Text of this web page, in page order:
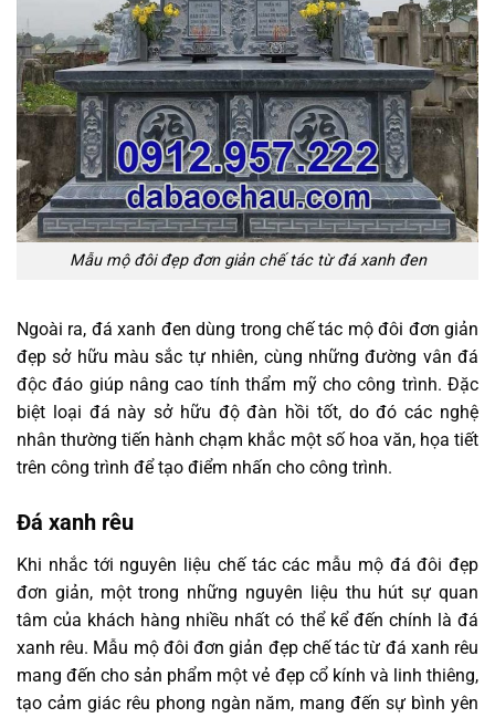
Mẫu mộ đôi đẹp đơn giản chế tác từ đá xanh đen
Ngoài ra, đá xanh đen dùng trong chế tác mộ đôi đơn giản
đẹp sở hữu màu sắc tự nhiên, cùng những đường vân đá
độc đáo giúp nâng cao tính thẩm mỹ cho công trình. Đặc
biệt loại đá này sở hữu độ đàn hồi tốt, do đó các nghệ
nhân thường tiến hành chạm khắc một số hoa văn, họa tiết
trên công trình để tạo điểm nhấn cho công trình.
Đá xanh rêu
Khi nhắc tới nguyên liệu chế tác các mẫu mộ đá đôi đẹp
đơn giản, một trong những nguyên liệu thu hút sự quan
tâm của khách hàng nhiều nhất có thể kể đến chính là đá
xanh rêu. Mẫu mộ đôi đơn giản đẹp chế tác từ đá xanh rêu
mang đến cho sản phẩm một vẻ đẹp cổ kính và linh thiêng,
tạo cảm giác rêu phong ngàn năm, mang đến sự bình yên